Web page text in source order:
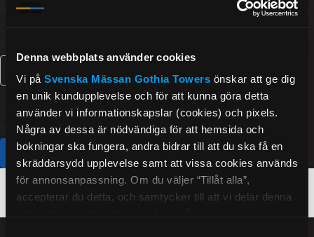
Denna webbplats använder cookies
Vi på Svenska Mässan Gothia Towers önskar att ge dig
en unik kundupplevelse och för att kunna göra detta
använder vi informationskapslar (cookies) och pixels.
Några av dessa är nödvändiga för att hemsida och
bokningar ska fungera, andra bidrar till att du ska få en
skräddarsydd upplevelse samt att vissa cookies används
för annonsanpassning. Om du väljer “Tillåt alla”,
accepterar du detta, och samtycker till att vi delar denna
registreringsformuläret, så blir du medlem.
E-postadress
Jag samtycker till att ta emot marknadsföringsmeddelanden
från hotellet. Sekretesspolicy
JAG SAMTYCKER
Visiting address
Mässans gata 24
Contact
info@gothiatowers.com
+46 31 750 88 00